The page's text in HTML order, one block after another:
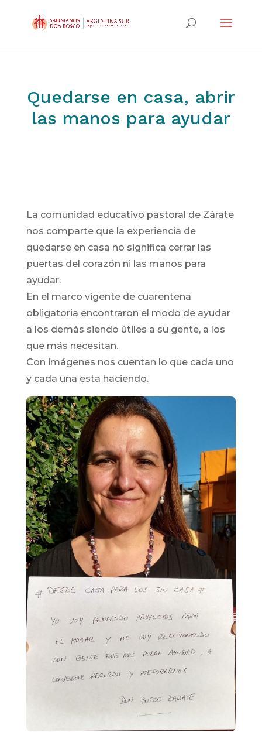
Quedarse en casa, abrir
las manos para ayudar
La comunidad educativo pastoral de Zárate
nos comparte que la experiencia de
quedarse en casa no significa cerrar las
puertas del corazón ni las manos para
ayudar.
En el marco vigente de cuarentena
obligatoria encontraron el modo de ayudar
a los demás siendo útiles a su gente, a los
que más necesitan.
Con imágenes nos cuentan lo que cada uno
y cada una esta haciendo.